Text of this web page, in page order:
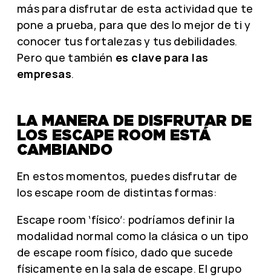
más para disfrutar de esta actividad que te
pone a prueba, para que des lo mejor de ti y
conocer tus fortalezas y tus debilidades.
Pero que también es clave para las
empresas.
LA MANERA DE DISFRUTAR DE
LOS ESCAPE ROOM ESTÁ
CAMBIANDO
En estos momentos, puedes disfrutar de
los escape room de distintas formas:
Escape room ‘físico’: podríamos definir la
modalidad normal como la clásica o un tipo
de escape room físico, dado que sucede
físicamente en la sala de escape. El grupo